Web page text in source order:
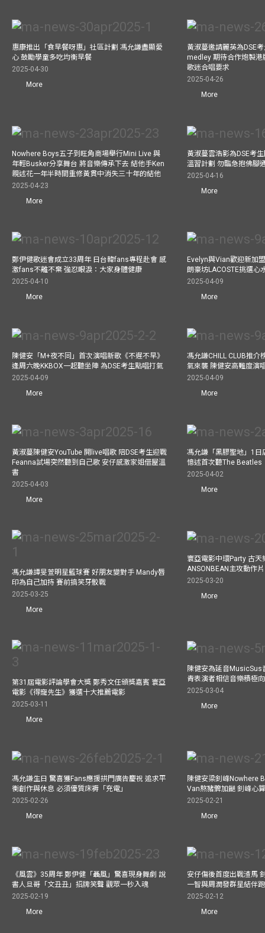
惠康推出「食早餐呀惠」社區計劃 馮允謙盡顯愛
心 鼓勵學童多吃均衡早餐
2025-04-30
More
黃淑蔓邀請麗英為DSE
medley 期待合作炮製
歌迷合唱要求
2025-04-26
More
Nowhere Boys五子到旺角商場舉行Mini Live 與
年輕Busker分享舞台 將音樂傳承下去 結他手Ken
親述花一年半時間重修黃貫中消失三十年的結他
2025-04-23
More
黃淑蔓雲浩影為DSE考
溫習計劃 勿臨急抱佛腳
2025-04-16
More
鄭伊健歌迷會成立33周年 日台韓fans專程赴會 感
激fans不離不棄 強忍眼淚：大家身體健康
2025-04-10
More
Evelyn與Vian歡迎新加
朗豪坊LACOSTE挑選心
2025-04-09
More
陳健安「M+夜不同」首次演唱新歌《不遲不早》
逢周六晚KKBOX一起聽坐陣 為DSE考生點唱打氣
2025-04-09
More
馮允謙CHILL CLUB推介
氣來襲 陳健安高難度演
2025-04-09
More
黃淑蔓陳健安YouTube 開live唱歌 陪DSE考生迎戰
Feanna試場突然聽到自己歌 安仔感激家姐借屋溫
書
2025-04-03
More
馮允謙「黑膠聖地」1日
憶述首次聽The Beatles
2025-04-02
More
馮允謙譚旻萱明星籃球賽 好朋友變對手 Mandy唇
印為自己加持 賽前搞笑牙骹戰
2025-03-25
More
寰亞電影中環Party 古
ANSONBEAN主攻動作
2025-03-20
More
第31屆電影評論學會大獎 鄭秀文任頒獎嘉賓 寰亞
電影《得寵先生》獲選十大推薦電影
2025-03-11
More
陳健安為延音MusicSus
青表演者相信音樂積極
2025-03-04
More
馮允謙生日 驚喜獲Fans應援拱門廣告慶祝 追求平
衡創作與休息 必須優質床褥「充電」
2025-02-26
More
陳健安梁釗峰Nowhere
Van熬豬髀加餸 釗峰心
2025-02-21
More
《風雲》35周年 鄭伊健「聶風」驚喜現身舞劇 說
書人旦哥「文丑丑」招牌笑聲 觀眾一秒入魂
2025-02-19
More
安仔傷後首度出戰渣馬
一智與周潤發群星結伴
2025-02-12
More